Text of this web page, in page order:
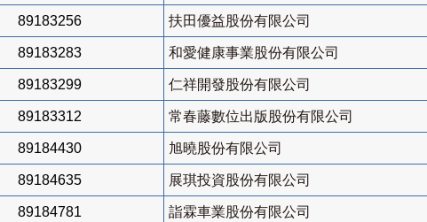
89183256 扶田優益股份有限公司
89183283 和愛健康事業股份有限公司
89183299 仁祥開發股份有限公司
89183312 常春藤數位出版股份有限公司
89184430 旭曉股份有限公司
89184635 展琪投資股份有限公司
89184781 詣霖車業股份有限公司